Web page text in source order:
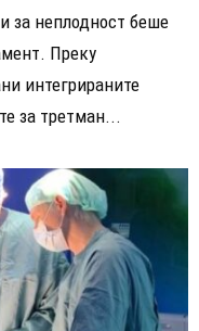
за неплодност беше
Преку
интегрираните
за третман...